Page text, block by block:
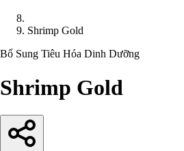
Shrimp Gold
Bổ Sung Tiêu Hóa Dinh Dưỡng
Shrimp Gold